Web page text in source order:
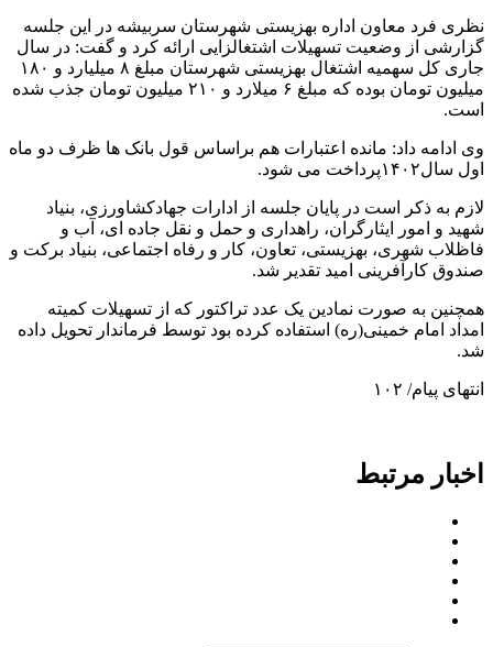
نظری فرد معاون اداره بهزیستی شهرستان سربیشه در این جلسه
گزارشی از وضعیت تسهیلات اشتغالزایی ارائه کرد و گفت: در سال
جاری کل سهمیه اشتغال بهزیستی شهرستان مبلغ ۸ میلیارد و ۱۸۰
میلیون تومان بوده که مبلغ ۶ میلارد و ۲۱۰ میلیون تومان جذب شده
است.
وی ادامه داد: مانده اعتبارات هم براساس قول بانک ها ظرف دو ماه
اول سال۱۴۰۲پرداخت می شود.
لازم به ذکر است در پایان جلسه از ادارات جهادکشاورزی، بنیاد
شهید و امور ایثارگران، راهداری و حمل و نقل جاده ای، آب و
فاظلاب شهری، بهزیستی، تعاون، کار و رفاه اجتماعی، بنیاد برکت و
صندوق کارآفرینی امید تقدیر شد.
همچنین به صورت نمادین یک عدد تراکتور که از تسهیلات کمیته
امداد امام خمینی(ره) استفاده کرده بود توسط فرماندار تحویل داده
شد.
انتهای پیام/ ۱۰۲
اخبار مرتبط